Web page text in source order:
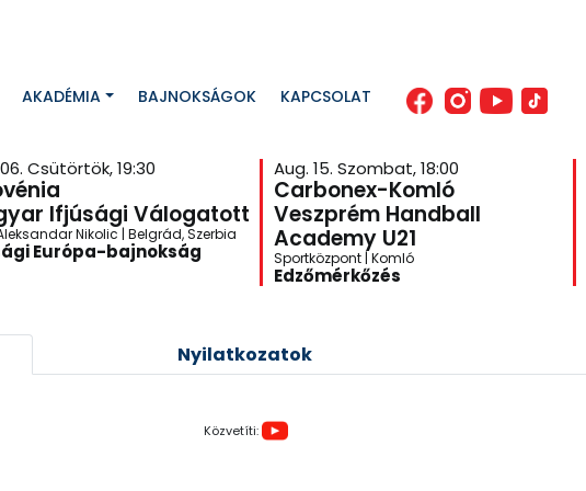
AKADÉMIA BAJNOKSÁGOK KAPCSOLAT
Csütörtök, 19:30
Ifjúsági Válogatott
Nikolic | Belgrád, Szerbia
Európa-bajnokság
Aug. 15. Szombat, 18:00
Carbonex-Komló
Veszprém Handball
Academy U21
Sportközpont | Komló
Edzőmérkőzés
Nyilatkozatok
Közvetíti: